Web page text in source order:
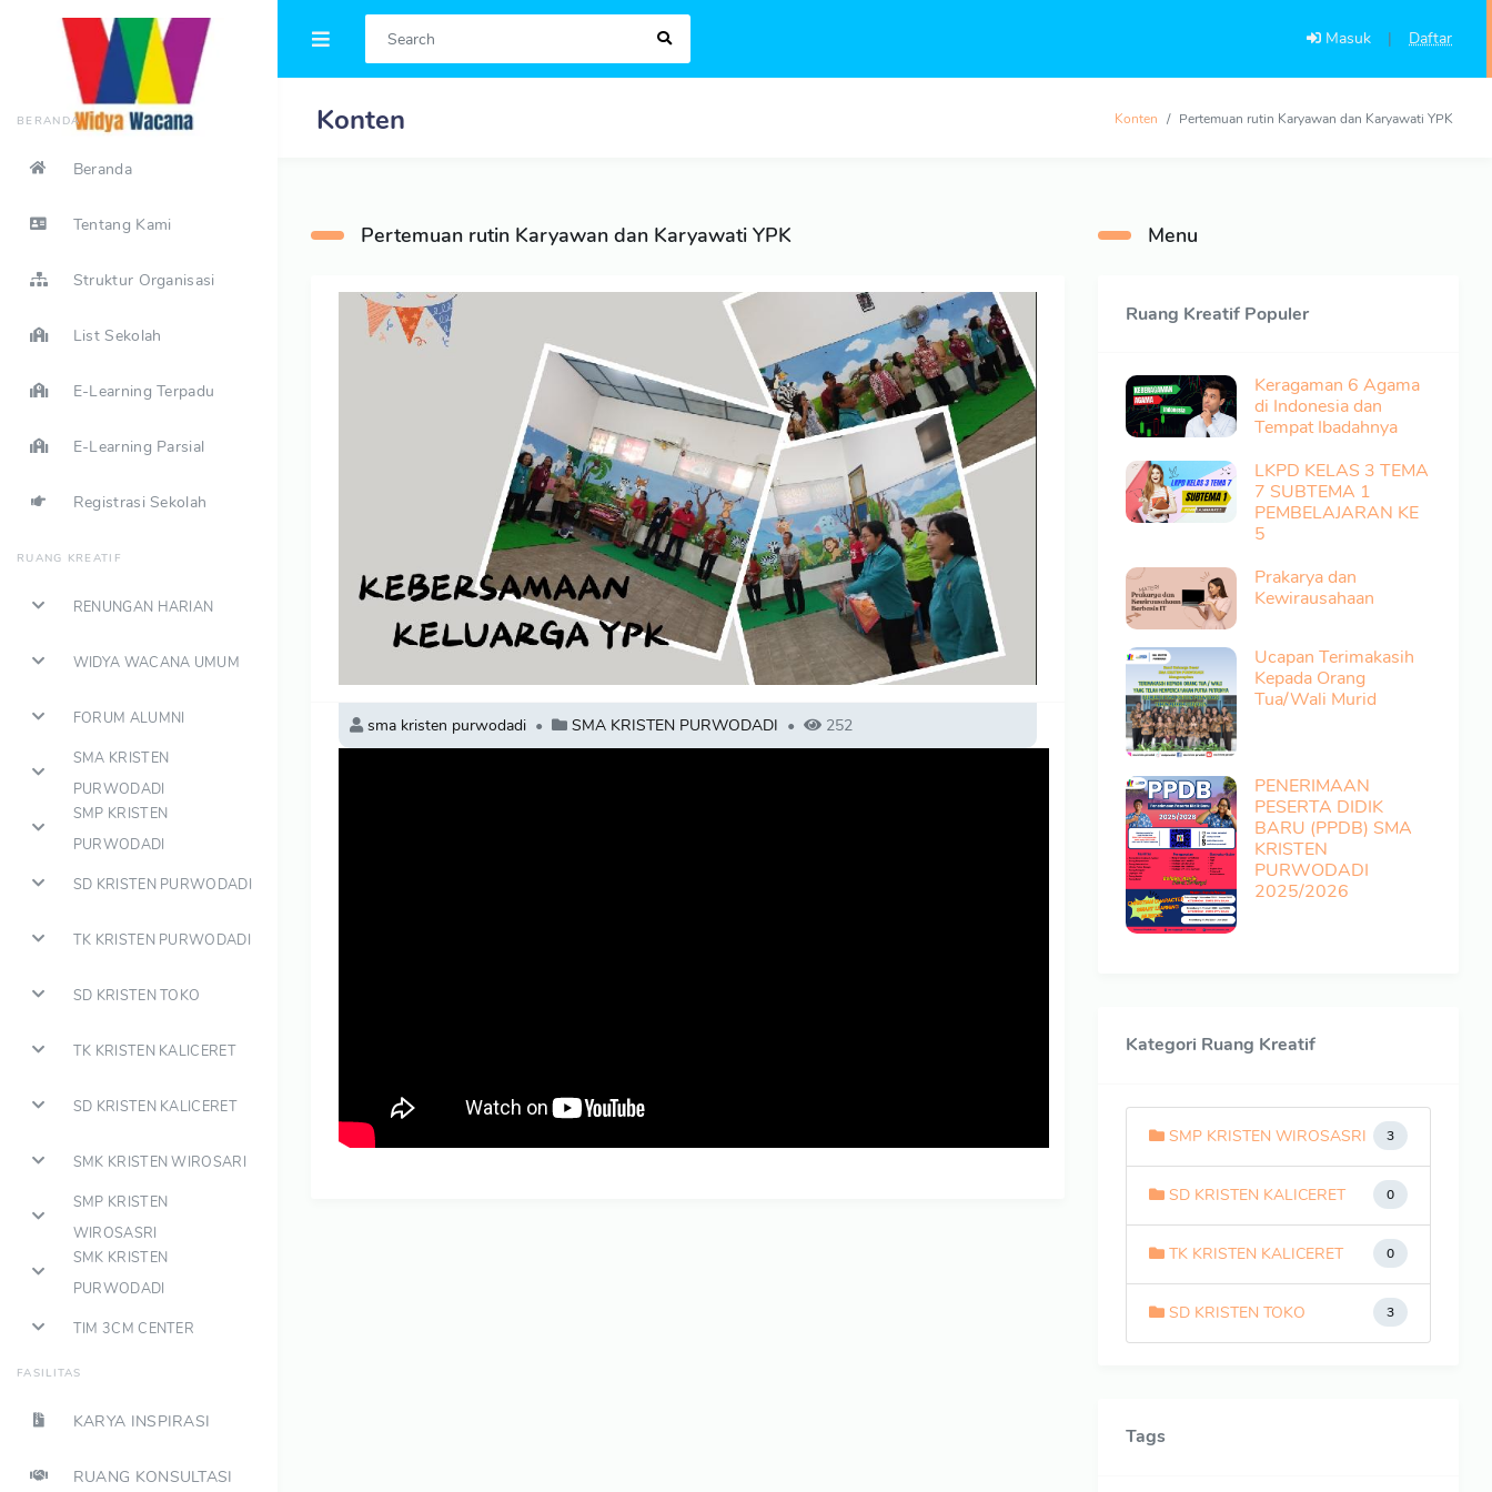
Masuk | Daftar
BERANDA
Beranda
Tentang Kami
Struktur Organisasi
List Sekolah
E-Learning Terpadu
E-Learning Parsial
Registrasi Sekolah
RUANG KREATIF
RENUNGAN HARIAN
WIDYA WACANA UMUM
FORUM ALUMNI
SMA KRISTEN
PURWODADI
SMP KRISTEN
PURWODADI
SD KRISTEN PURWODADI
TK KRISTEN PURWODADI
SD KRISTEN TOKO
TK KRISTEN KALICERET
SD KRISTEN KALICERET
SMK KRISTEN WIROSARI
SMP KRISTEN
WIROSASRI
SMK KRISTEN
PURWODADI
TIM 3CM CENTER
FASILITAS
KARYA INSPIRASI
RUANG KONSULTASI
Konten Konten Pertemuan rutin Karyawan dan Karyawati YPK
Pertemuan rutin Karyawan dan Karyawati YPK
sma kristen purwodadi SMA KRISTEN PURWODADI 252
Menu
Ruang Kreatif Populer
Keragaman 6 Agama
di Indonesia dan
Tempat Ibadahnya
LKPD KELAS 3 TEMA
7 SUBTEMA 1
PEMBELAJARAN KE
5
Prakarya dan
Kewirausahaan
Ucapan Terimakasih
Kepada Orang
Tua/Wali Murid
PENERIMAAN
PESERTA DIDIK
BARU (PPDB) SMA
KRISTEN
PURWODADI
2025/2026
Kategori Ruang Kreatif
SMP KRISTEN WIROSASRI 3
SD KRISTEN KALICERET 0
TK KRISTEN KALICERET 0
SD KRISTEN TOKO 3
Tags